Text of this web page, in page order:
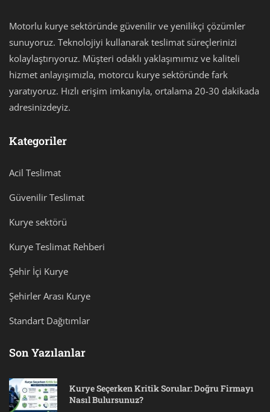
Motorlu kurye sektöründe güvenilir ve yenilikçi çözümler
sunuyoruz. Teknolojiyi kullanarak teslimat süreçlerinizi
kolaylaştırıyoruz. Müşteri odaklı yaklaşımımız ve kaliteli
hizmet anlayışımızla, motorcu kurye sektöründe fark
yaratıyoruz. Hızlı erişim imkanıyla, ortalama 20-30 dakikada
adresinizdeyiz.
Kategoriler
Acil Teslimat
Güvenilir Teslimat
Kurye sektörü
Kurye Teslimat Rehberi
Şehir İçi Kurye
Şehirler Arası Kurye
Standart Dağıtımlar
Son Yazılanlar
Kurye Seçerken Kritik Sorular: Doğru Firmayı
Nasıl Bulursunuz?